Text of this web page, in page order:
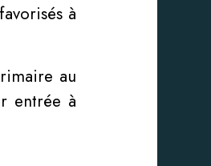
à
au
entrée à